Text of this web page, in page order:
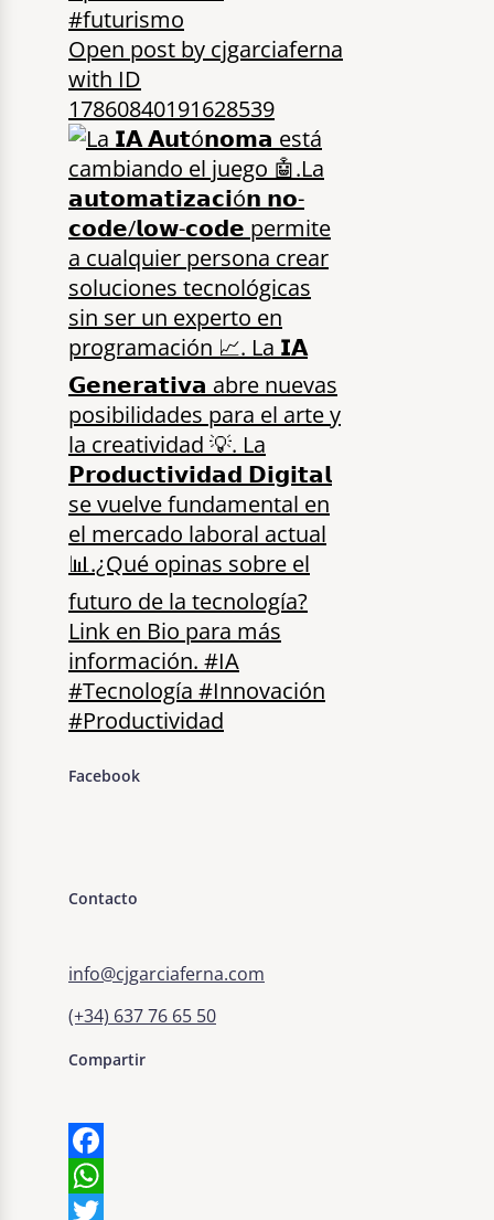
Open post by cjgarciaferna
with ID
17860840191628539
Facebook
Contacto
info@cjgarciaferna.com
(+34) 637 76 65 50
Compartir
Facebook
WhatsApp